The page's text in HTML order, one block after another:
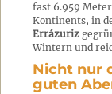
fast 6.959
Kontinents, in
Errázuriz
Wintern und
Nicht nur
guten